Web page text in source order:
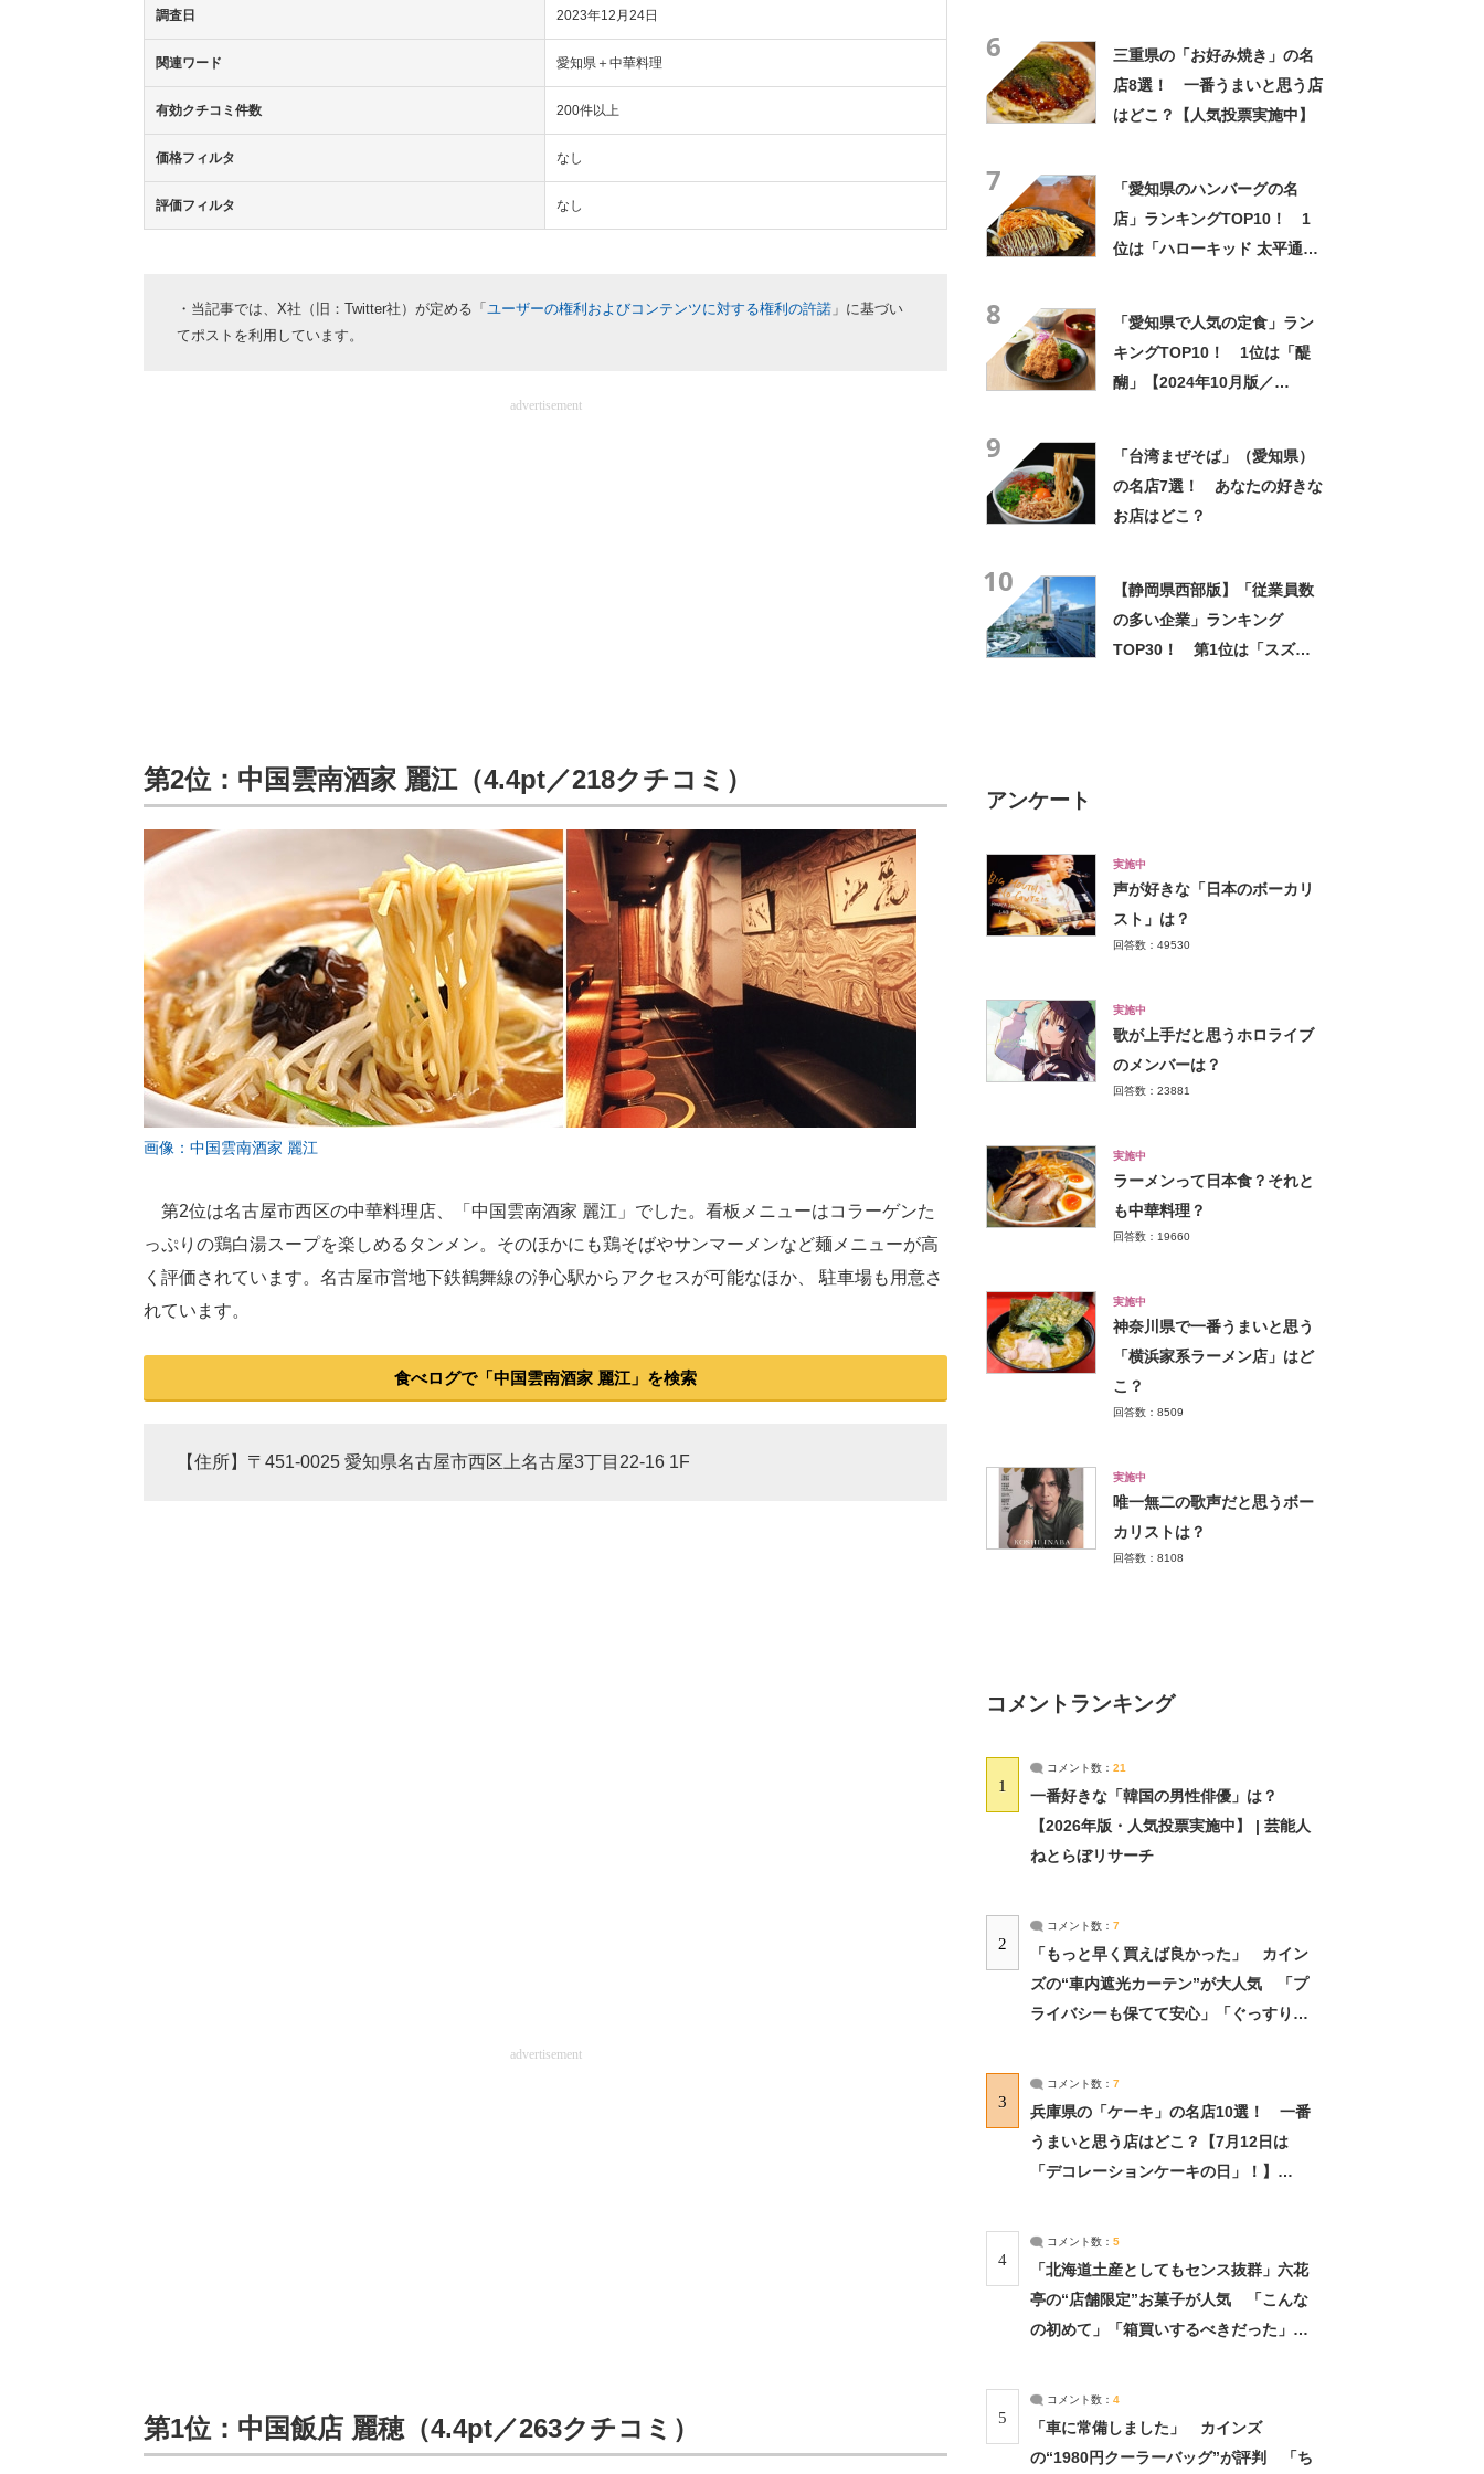
調査日 2023年12月24日
関連ワード 愛知県＋中華料理
有効クチコミ件数 200件以上
価格フィルタ なし
評価フィルタ なし
・当記事では、X社（旧：Twitter社）が定める「 ユーザーの権利およびコンテンツに対する権利の許諾 」に基づい
てポストを利用しています。
advertisement
第2位：中国雲南酒家 麗江（4.4pt／218クチコミ）
画像：中国雲南酒家 麗江
第2位は名古屋市西区の中華料理店、「中国雲南酒家 麗江」でした。看板メニューはコラーゲンた
っぷりの鶏白湯スープを楽しめるタンメン。そのほかにも鶏そばやサンマーメンなど麺メニューが高
く評価されています。名古屋市営地下鉄鶴舞線の浄心駅からアクセスが可能なほか、 駐車場も用意さ
れています。
食べログで「中国雲南酒家 麗江」を検索
【住所】〒451-0025 愛知県名古屋市西区上名古屋3丁目22-16 1F
advertisement
第1位：中国飯店 麗穂（4.4pt／263クチコミ）
6
三重県の「お好み焼き」の名
店8選！ 一番うまいと思う店
はどこ？【人気投票実施中】
7
「愛知県のハンバーグの名
店」ランキングTOP10！ 1
位は「ハローキッド 太平通
8
「愛知県で人気の定食」ラン
キングTOP10！ 1位は「醍
醐」【2024年10月版／
9
「台湾まぜそば」（愛知県）
の名店7選！ あなたの好きな
お店はどこ？
10
【静岡県西部版】「従業員数
の多い企業」ランキング
TOP30！ 第1位は「スズキ
アンケート
実施中
声が好きな「日本のボーカリ
スト」は？
回答数：49530
実施中
歌が上手だと思うホロライブ
のメンバーは？
回答数：23881
実施中
ラーメンって日本食？それと
も中華料理？
回答数：19660
実施中
神奈川県で一番うまいと思う
「横浜家系ラーメン店」はど
こ？
回答数：8509
実施中
唯一無二の歌声だと思うボー
カリストは？
回答数：8108
コメントランキング
1
コメント数： 21
一番好きな「韓国の男性俳優」は？
【2026年版・人気投票実施中】 | 芸能人
ねとらぼリサーチ
2
コメント数： 7
「もっと早く買えば良かった」 カイン
ズの“車内遮光カーテン”が大人気 「プ
ライバシーも保てて安心」「ぐっすり眠
3
コメント数： 7
兵庫県の「ケーキ」の名店10選！ 一番
うまいと思う店はどこ？【7月12日は
「デコレーションケーキの日」！】
4
コメント数： 5
「北海道土産としてもセンス抜群」六花
亭の“店舗限定”お菓子が人気 「こんな
の初めて」「箱買いするべきだった」
5
コメント数： 4
「車に常備しました」 カインズ
の“1980円クーラーバッグ”が評判 「ち